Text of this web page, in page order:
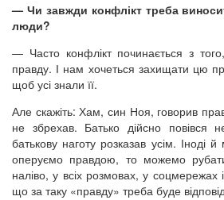
— Чи завжди конфлікт треба
люди?
— Часто конфлікт починається з
правду. І нам хочеться захищати цю
щоб усі знали її.
Але скажіть: Хам, син Ноя, говорив
не збрехав. Батько дійсно повівся
батькову наготу розказав усім.
оперуємо правдою, то можемо
наліво, у всіх розмовах, у соцмережах
що за таку «правду» треба буде